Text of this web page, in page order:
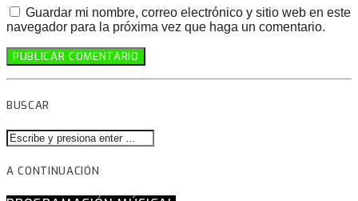
Guardar mi nombre, correo electrónico y sitio web en este
navegador para la próxima vez que haga un comentario.
BUSCAR
A CONTINUACIÓN